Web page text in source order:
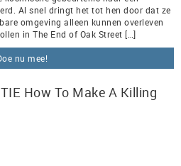
Al snel dringt het tot hen door dat ze
omgeving alleen kunnen overleven
in The End of Oak Street […]
nu mee!
How To Make A Killing